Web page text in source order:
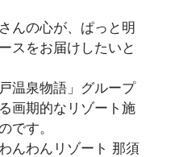
んの心が、ぱっと明
スをお届けしたいと
温泉物語」グループ
画期的なリゾート施
です。
んわんリゾート 那須